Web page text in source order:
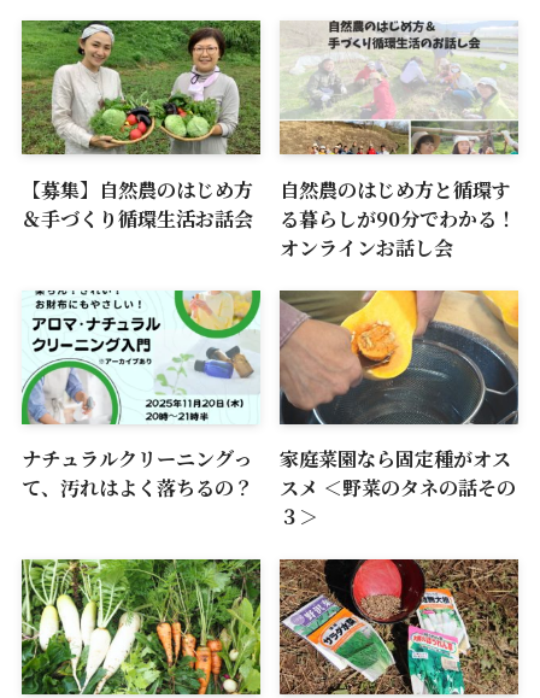
【募集】自然農のはじめ方
＆手づくり循環生活お話会
自然農のはじめ方と循環す
る暮らしが90分でわかる！
オンラインお話し会
ナチュラルクリーニングっ
て、汚れはよく落ちるの？
家庭菜園なら固定種がオス
スメ ＜野菜のタネの話その
３＞